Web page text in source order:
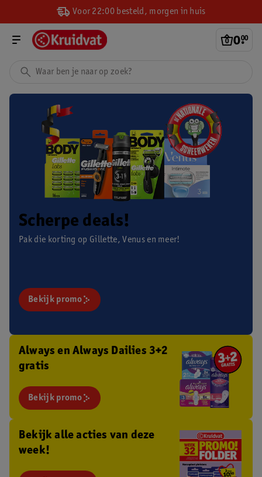
Voor 22:00 besteld, morgen in huis
0.
00
Scherpe deals!
Pak die korting op Gillette, Venus en meer!
Bekijk promo
Always en Always Dailies 3+2
gratis
Bekijk promo
Bekijk alle acties van deze
week!